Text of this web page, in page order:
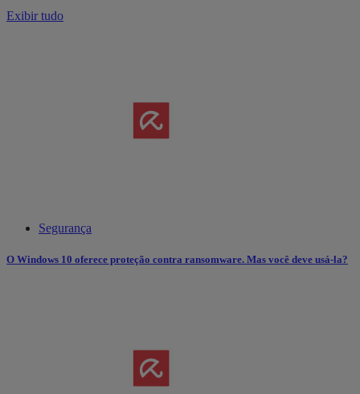
Exibir tudo
Segurança
O Windows 10 oferece proteção contra ransomware. Mas você deve usá-la?